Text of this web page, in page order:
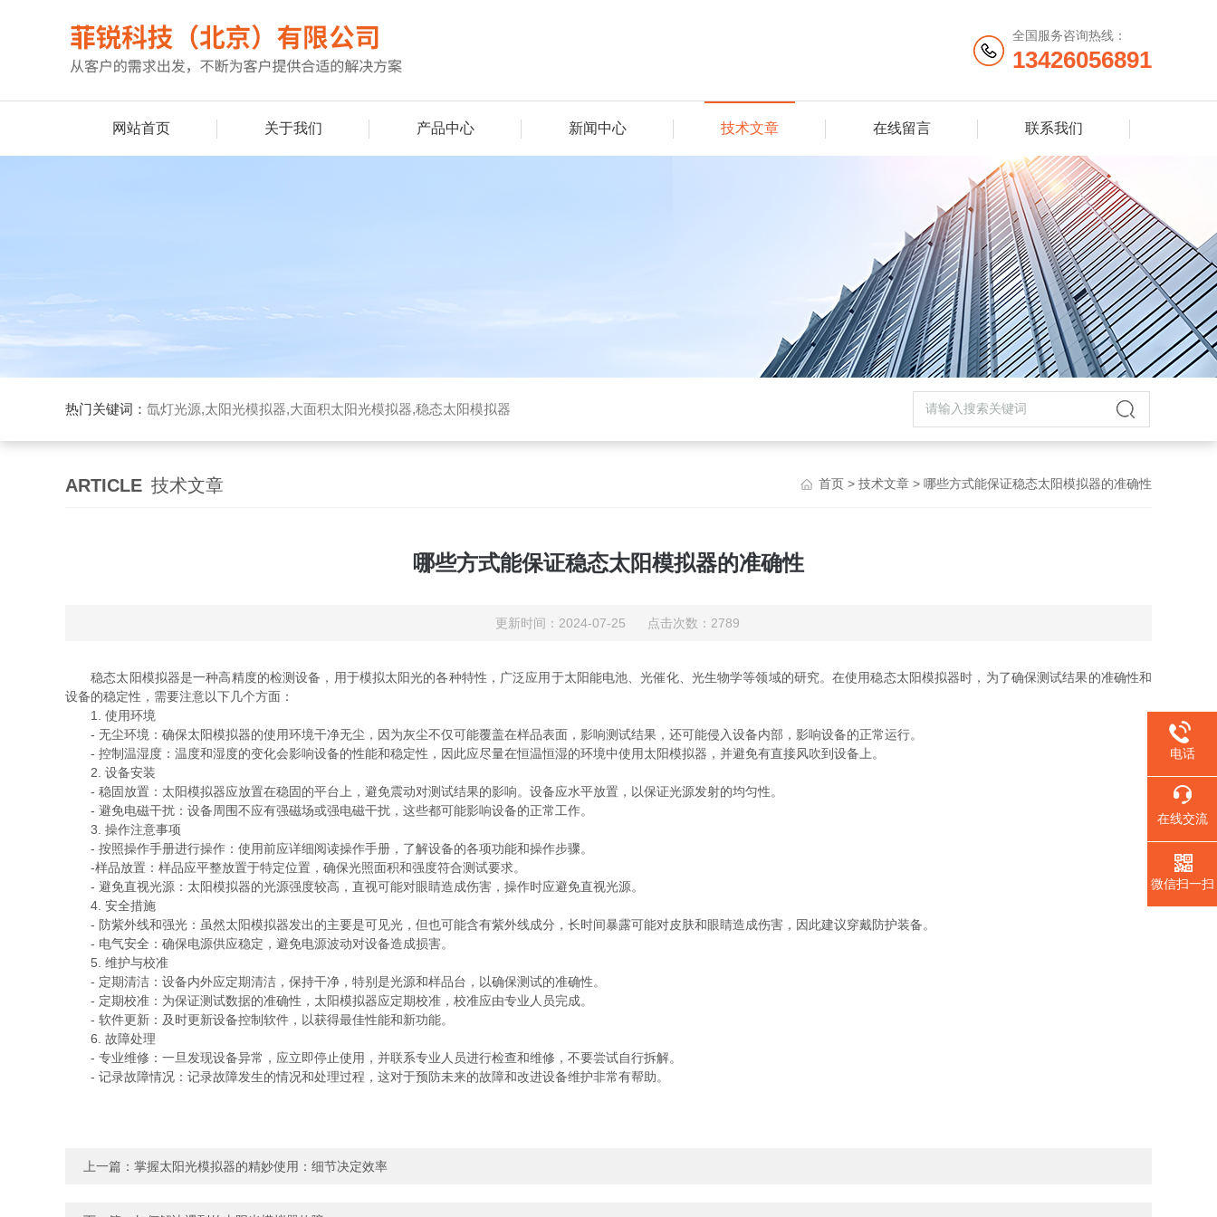
全国服务咨询热线：
13426056891
网站首页 关于我们 产品中心 新闻中心 技术文章 在线留言 联系我们
热门关键词： 氙灯光源,太阳光模拟器,大面积太阳光模拟器,稳态太阳模拟器
ARTICLE 技术文章 首页 > 技术文章 > 哪些方式能保证稳态太阳模拟器的准确性
哪些方式能保证稳态太阳模拟器的准确性
更新时间：2024-07-25 点击次数：2789
稳态太阳模拟器是一种高精度的检测设备，用于模拟太阳光的各种特性，广泛应用于太阳能电池、光催化、光生物学等领域的研究。在使用稳态太阳模拟器时，为了确保测试结果的准确性和
设备的稳定性，需要注意以下几个方面：
1. 使用环境
- 无尘环境：确保太阳模拟器的使用环境干净无尘，因为灰尘不仅可能覆盖在样品表面，影响测试结果，还可能侵入设备内部，影响设备的正常运行。
- 控制温湿度：温度和湿度的变化会影响设备的性能和稳定性，因此应尽量在恒温恒湿的环境中使用太阳模拟器，并避免有直接风吹到设备上。
2. 设备安装
- 稳固放置：太阳模拟器应放置在稳固的平台上，避免震动对测试结果的影响。设备应水平放置，以保证光源发射的均匀性。
- 避免电磁干扰：设备周围不应有强磁场或强电磁干扰，这些都可能影响设备的正常工作。
3. 操作注意事项
- 按照操作手册进行操作：使用前应详细阅读操作手册，了解设备的各项功能和操作步骤。
-样品放置：样品应平整放置于特定位置，确保光照面积和强度符合测试要求。
- 避免直视光源：太阳模拟器的光源强度较高，直视可能对眼睛造成伤害，操作时应避免直视光源。
4. 安全措施
- 防紫外线和强光：虽然太阳模拟器发出的主要是可见光，但也可能含有紫外线成分，长时间暴露可能对皮肤和眼睛造成伤害，因此建议穿戴防护装备。
- 电气安全：确保电源供应稳定，避免电源波动对设备造成损害。
5. 维护与校准
- 定期清洁：设备内外应定期清洁，保持干净，特别是光源和样品台，以确保测试的准确性。
- 定期校准：为保证测试数据的准确性，太阳模拟器应定期校准，校准应由专业人员完成。
- 软件更新：及时更新设备控制软件，以获得最佳性能和新功能。
6. 故障处理
- 专业维修：一旦发现设备异常，应立即停止使用，并联系专业人员进行检查和维修，不要尝试自行拆解。
- 记录故障情况：记录故障发生的情况和处理过程，这对于预防未来的故障和改进设备维护非常有帮助。
上一篇： 掌握太阳光模拟器的精妙使用：细节决定效率
电话
在线交流
微信扫一扫